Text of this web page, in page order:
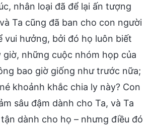
nhân loại đã để lại ấn tượng
Ta cũng đã ban cho con người
vui hưởng, bởi đó họ luôn biết
giờ, những cuộc nhóm họp của
bao giờ giống như trước nữa;
khoảnh khắc chia ly này? Con
sâu đậm dành cho Ta, và Ta
dành cho họ – nhưng điều đó